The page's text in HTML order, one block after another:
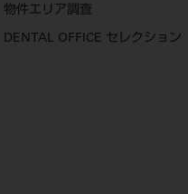
物件エリア調査
DENTAL OFFICE セレクション